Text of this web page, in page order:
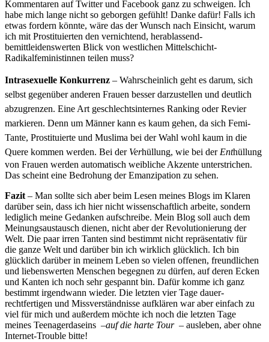
Kommentaren auf Twitter und Facebook ganz zu schweigen. Ich
habe mich lange nicht so geborgen gefühlt! Danke dafür! Falls ich
etwas fordern könnte, wäre das der Wunsch nach Einsicht, warum
ich mit Prostituierten den vernichtend, herablassend-
bemittleidenswerten Blick von westlichen Mittelschicht-
Radikalfeministinnen teilen muss?
Intrasexuelle Konkurrenz – Wahrscheinlich geht es darum, sich
selbst gegenüber anderen Frauen besser darzustellen und deutlich
abzugrenzen. Eine Art geschlechtsinternes Ranking oder Revier
markieren. Denn um Männer kann es kaum gehen, da sich Femi-
Tante, Prostituierte und Muslima bei der Wahl wohl kaum in die
Quere kommen werden. Bei der Verhüllung, wie bei der Enthüllung
von Frauen werden automatisch weibliche Akzente unterstrichen.
Das scheint eine Bedrohung der Emanzipation zu sehen.
Fazit – Man sollte sich aber beim Lesen meines Blogs im Klaren
darüber sein, dass ich hier nicht wissenschaftlich arbeite, sondern
lediglich meine Gedanken aufschreibe. Mein Blog soll auch dem
Meinungsaustausch dienen, nicht aber der Revolutionierung der
Welt. Die paar irren Tanten sind bestimmt nicht repräsentativ für
die ganze Welt und darüber bin ich wirklich glücklich. Ich bin
glücklich darüber in meinem Leben so vielen offenen, freundlichen
und liebenswerten Menschen begegnen zu dürfen, auf deren Ecken
und Kanten ich noch sehr gespannt bin. Dafür komme ich ganz
bestimmt irgendwann wieder. Die letzten vier Tage dauer-
rechtfertigen und Missverständnisse aufklären war aber einfach zu
viel für mich und außerdem möchte ich noch die letzten Tage
meines Teenagerdaseins –auf die harte Tour– ausleben, aber ohne
Internet-Trouble bitte!